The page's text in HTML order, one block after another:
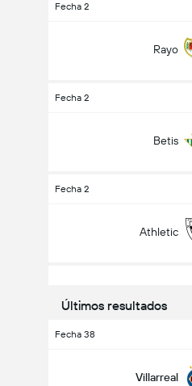
Fecha 2
Rayo
Fecha 2
Betis
Fecha 2
Athletic
Últimos resultados
Fecha 38
Villarreal